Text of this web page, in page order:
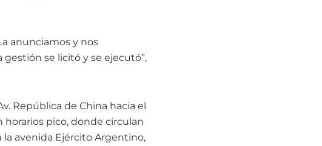
anunciamos y nos
se licitó y se ejecutó”,
República de China hacia el
pico, donde circulan
la avenida Ejército Argentino,